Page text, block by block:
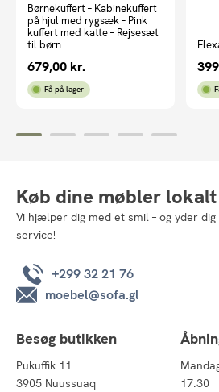
Børnekuffert – Kabinekuffert
på hjul med rygsæk – Pink
kuffert med katte – Rejsesæt
til børn
679,00 kr.
Få på lager
Køb dine møbler lokalt
Vi hjælper dig med et smil – og yder
service!
+299 32 21 76
moebel@sofa.gl
Besøg butikken
Pukuffik 11
3905 Nuussuaq
17.30